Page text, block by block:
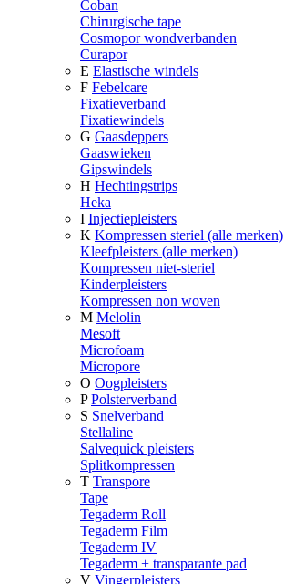
Coban
Chirurgische tape
Cosmopor wondverbanden
Curapor
E Elastische windels
F Febelcare
Fixatieverband
Fixatiewindels
G Gaasdeppers
Gaaswieken
Gipswindels
H Hechtingstrips
Heka
I Injectiepleisters
K Kompressen steriel (alle merken)
Kleefpleisters (alle merken)
Kompressen niet-steriel
Kinderpleisters
Kompressen non woven
M Melolin
Mesoft
Microfoam
Micropore
O Oogpleisters
P Polsterverband
S Snelverband
Stellaline
Salvequick pleisters
Splitkompressen
T Transpore
Tape
Tegaderm Roll
Tegaderm Film
Tegaderm IV
Tegaderm + transparante pad
V Vingerpleisters